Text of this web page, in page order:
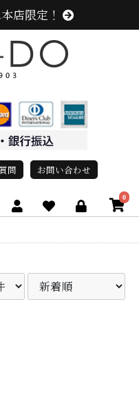
店限定！
問 お問い合わせ
0